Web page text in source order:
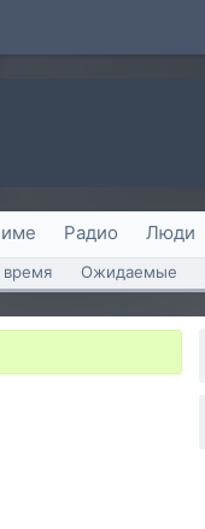
Радио Люди
время Ожидаемые